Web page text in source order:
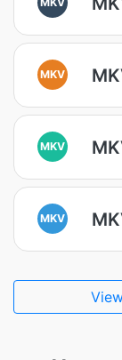
MKV
MKV
MKV